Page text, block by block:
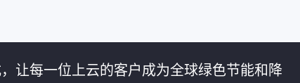
让每一位上云的客户成为全球绿色节能和降